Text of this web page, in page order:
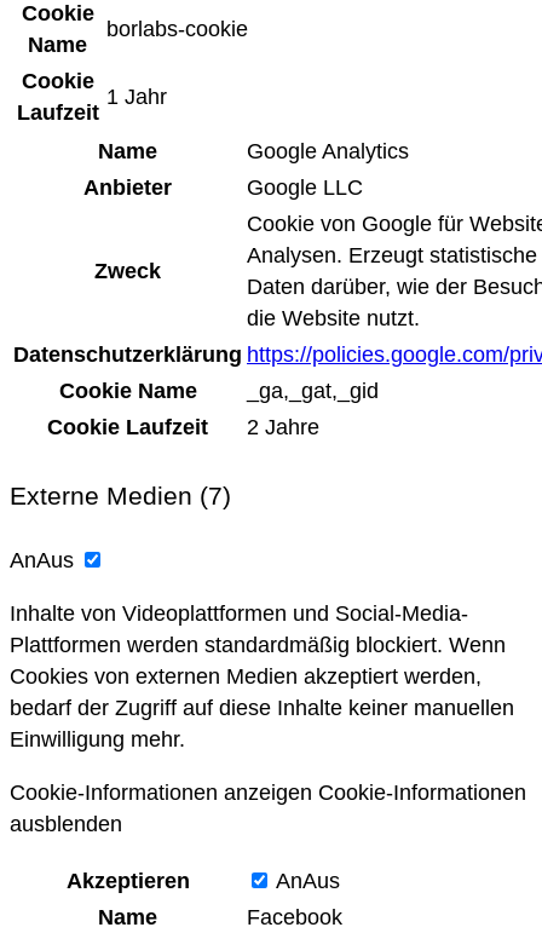
Cookie
Name
borlabs-cookie
Cookie
Laufzeit
1 Jahr
Name
Google Analytics
Anbieter
Google LLC
Zweck
Cookie von Google für
Analysen. Erzeugt statistische
Daten darüber, wie der
die Website nutzt.
Datenschutzerklärung https://policies.google.com/
Cookie Name
_ga,_gat,_gid
Cookie Laufzeit
2 Jahre
Externe Medien (7)
AnAus
Inhalte von Videoplattformen und Social-Media-
Plattformen werden standardmäßig blockiert. Wenn
Cookies von externen Medien akzeptiert werden,
bedarf der Zugriff auf diese Inhalte keiner manuellen
Einwilligung mehr.
Cookie-Informationen anzeigen Cookie-Informationen
ausblenden
Akzeptieren AnAus
Name
Facebook